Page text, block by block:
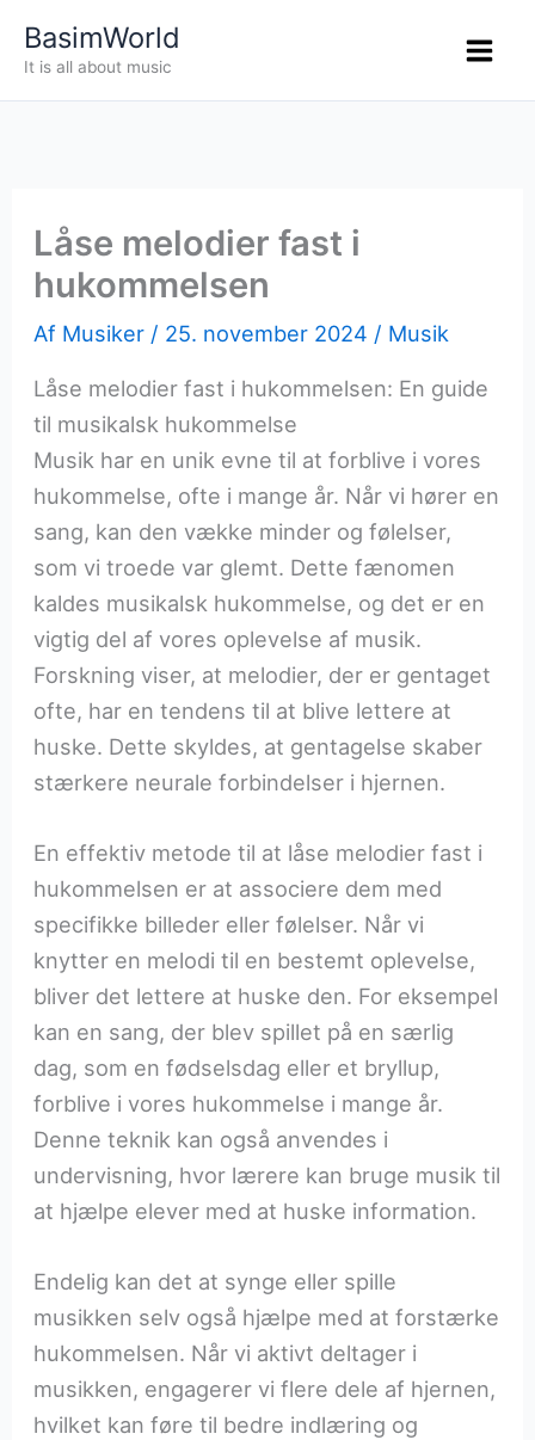
BasimWorld
It is all about music
Låse melodier fast i
hukommelsen
Af Musiker / 25. november 2024 / Musik
Låse melodier fast i hukommelsen: En guide
til musikalsk hukommelse
Musik har en unik evne til at forblive i vores
hukommelse, ofte i mange år. Når vi hører en
sang, kan den vække minder og følelser,
som vi troede var glemt. Dette fænomen
kaldes musikalsk hukommelse, og det er en
vigtig del af vores oplevelse af musik.
Forskning viser, at melodier, der er gentaget
ofte, har en tendens til at blive lettere at
huske. Dette skyldes, at gentagelse skaber
stærkere neurale forbindelser i hjernen.
En effektiv metode til at låse melodier fast i
hukommelsen er at associere dem med
specifikke billeder eller følelser. Når vi
knytter en melodi til en bestemt oplevelse,
bliver det lettere at huske den. For eksempel
kan en sang, der blev spillet på en særlig
dag, som en fødselsdag eller et bryllup,
forblive i vores hukommelse i mange år.
Denne teknik kan også anvendes i
undervisning, hvor lærere kan bruge musik til
at hjælpe elever med at huske information.
Endelig kan det at synge eller spille
musikken selv også hjælpe med at forstærke
hukommelsen. Når vi aktivt deltager i
musikken, engagerer vi flere dele af hjernen,
hvilket kan føre til bedre indlæring og